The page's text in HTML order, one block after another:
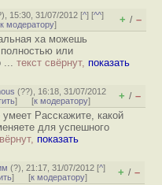
), 15:30, 31/07/2012 [^] [^^]
к модератору] + / –
ха можешь
полностью или
... текст свёрнут, показать
(??), 16:18, 31/07/2012
] [к модератору] + / –
Расскажите, какой
для успешного
показать
(?), 21:17, 31/07/2012 [^]
] [к модератору] + / –